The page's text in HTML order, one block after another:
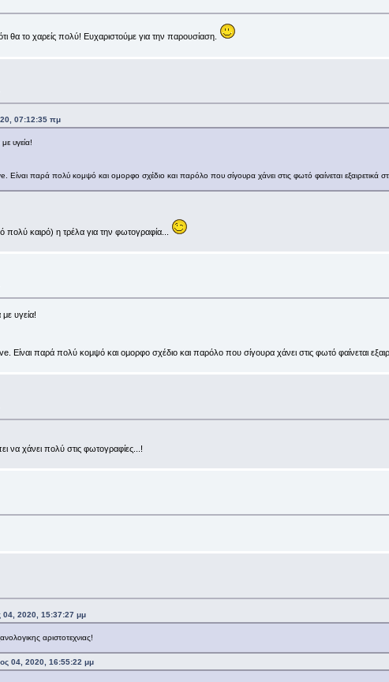
θα το χαρείς πολύ! Ευχαριστούμε για την παρουσίαση.
07:12:35 πμ
υγεία!
παρά πολύ κομψό και ομορφο σχέδιο και παρόλο που σίγουρα χάνει στις φωτό φαίνεται εξαιρετικά
πολύ καιρό) η τρέλα για την φωτογραφία...
υγεία!
παρά πολύ κομψό και ομορφο σχέδιο και παρόλο που σίγουρα χάνει στις φωτό φαίνεται
να χάνει πολύ στις φωτογραφίες...!
04, 2020, 15:37:27 μμ
αριστοτεχνιας!
04, 2020, 16:55:22 μμ